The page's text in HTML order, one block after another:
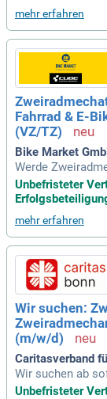
Motivation,
nd Teamarbeit,
kenntnisse.
bs- und
ad Leasing.
eiligabend und
mehr erfahren
Fahrrad & E-
(VZ/TZ)
Bike Market
Werde
im CUBE Store
bist du für
-Bikes
z mit einer
monatlich.
efits nach der
st Defekte und
l eines
r Fahrräder in
Unbefristeter
mehr erfahren
Wir suchen:
(m/w/d)
Caritasverband
Wir suchen ab
w/d) für unsere
Unbefristeter